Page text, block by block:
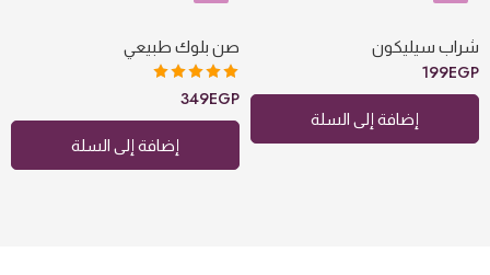
شراب سيليكون
199EGP
إضافة إلى السلة
صن بلوك طبيعي
تم التقييم
5.00من 5
349EGP
إضافة إلى السلة